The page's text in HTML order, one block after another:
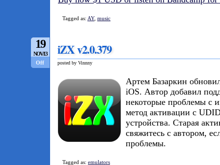
Tagged as: AY, music
19
NOV/13
Off
iZX v2.0.379
posted by Vinnny
Артем Базаркин
iOS. Автор добавил
некоторые проблемы с
метод активации с
устройства. Старая
свяжитесь с автором,
проблемы.
Tagged as: emulators